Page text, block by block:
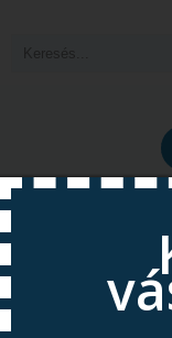
Joomla! 3